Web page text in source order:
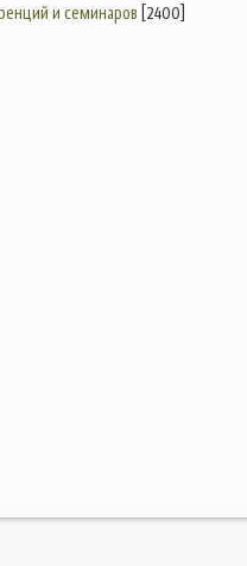
и семинаров [2400]